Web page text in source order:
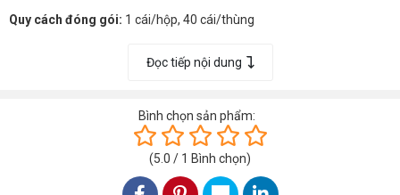
Quy cách đóng gói: 1 cái/hộp, 40 cái/thùng
Tấm dẫn ánh sáng bằng nhựa PMMA-MITSUBISHI, cho ánh sáng
phân bổ đồng đều, không bị ngả vàng sau thời gian dài sử dụng.
Có thể lắp nhiều đèn cho 1 dãy một cách nhanh chóng giúp giảm thời
gian lắp đặt, tiết kiệm chi phí.
Đọc tiếp nội dung
Bình chọn sản phẩm:
(5.0 / 1 Bình chọn)